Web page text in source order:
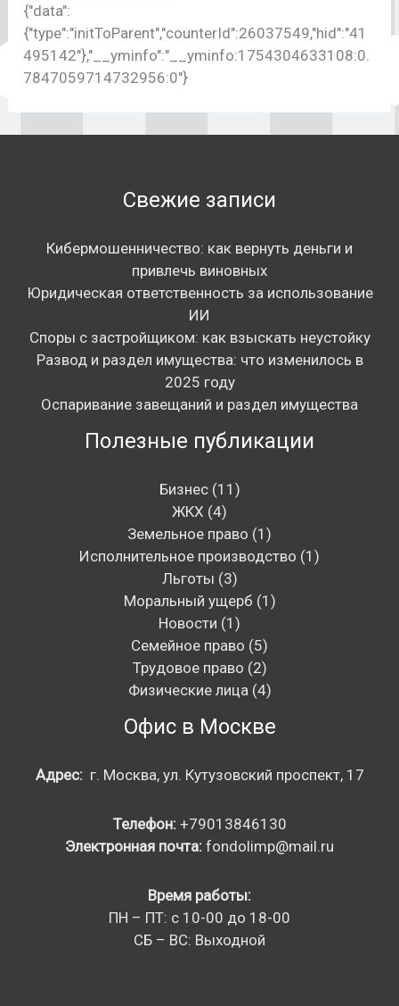
{"data":
{"type":"initToParent","counterId":26037549,"hid":"41
495142"},"__yminfo":"__yminfo:1754304633108:0.
7847059714732956:0"}
Свежие записи
Кибермошенничество: как вернуть деньги и
привлечь виновных
Юридическая ответственность за использование
ИИ
Споры с застройщиком: как взыскать неустойку
Развод и раздел имущества: что изменилось в
2025 году
Оспаривание завещаний и раздел имущества
Полезные публикации
Бизнес(11)
ЖКХ (4)
Земельное право (1)
Исполнительное производство (1)
Льготы (3)
Моральный ущерб (1)
Новости (1)
Семейное право (5)
Трудовое право (2)
Физические лица(4)
Офис в Москве
Адрес:г. Москва, ул. Кутузовский проспект, 17
Телефон:+79013846130
Электронная почта: fondolimp@mail.ru
Время работы:
ПН – ПТ: с 10-00 до 18-00
СБ – ВС: Выходной